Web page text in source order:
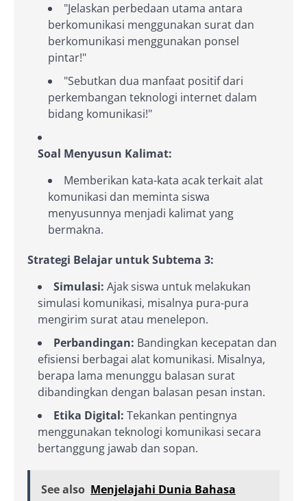
"Jelaskan perbedaan utama antara
berkomunikasi menggunakan surat dan
berkomunikasi menggunakan ponsel
pintar!"
"Sebutkan dua manfaat positif dari
perkembangan teknologi internet dalam
bidang komunikasi!"
Soal Menyusun Kalimat:
Memberikan kata-kata acak terkait alat
komunikasi dan meminta siswa
menyusunnya menjadi kalimat yang
bermakna.
Strategi Belajar untuk Subtema 3:
Simulasi: Ajak siswa untuk melakukan
simulasi komunikasi, misalnya pura-pura
mengirim surat atau menelepon.
Perbandingan: Bandingkan kecepatan dan
efisiensi berbagai alat komunikasi. Misalnya,
berapa lama menunggu balasan surat
dibandingkan dengan balasan pesan instan.
Etika Digital: Tekankan pentingnya
menggunakan teknologi komunikasi secara
bertanggung jawab dan sopan.
See also Menjelajahi Dunia Bahasa